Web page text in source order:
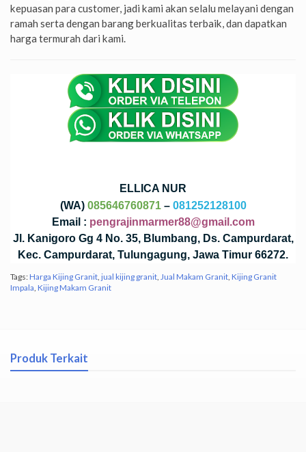
kepuasan para customer, jadi kami akan selalu melayani dengan
ramah serta dengan barang berkualitas terbaik, dan dapatkan
harga termurah dari kami.
ELLICA NUR
(WA) 085646760871– 081252128100
Email : pengrajinmarmer88@gmail.com
Jl. Kanigoro Gg 4 No. 35, Blumbang, Ds. Campurdarat,
Kec. Campurdarat, Tulungagung, Jawa Timur 66272.
Tags:Harga Kijing Granit jual kijing granit Jual Makam Granit Kijing Granit
Impala Kijing Makam Granit
Produk Terkait